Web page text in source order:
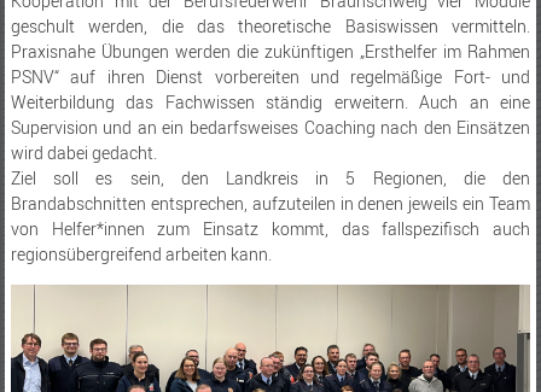
geschult werden, die das theoretische Basiswissen vermitteln.
Praxisnahe Übungen werden die zukünftigen „Ersthelfer im Rahmen
PSNV“ auf ihren Dienst vorbereiten und regelmäßige Fort- und
Weiterbildung das Fachwissen ständig erweitern. Auch an eine
Supervision und an ein bedarfsweises Coaching nach den Einsätzen
wird dabei gedacht.
Ziel soll es sein, den Landkreis in 5 Regionen, die den
Brandabschnitten entsprechen, aufzuteilen in denen jeweils ein Team
von Helfer*innen zum Einsatz kommt, das fallspezifisch auch
regionsübergreifend arbeiten kann.